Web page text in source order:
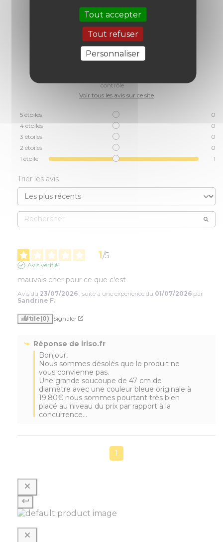
1/5
contrôle
Voir tous les avis sur ce site
5 étoiles
0
4 étoiles
0
3 étoiles
0
2 étoiles
0
1 étoile 1
Trier les avis
1/5
Avis vérifié
mauvais cher pour ce que c'est
Avis du 23/07/2026 , suite à une expérience du 01/07/2026 par
Sandrine F.
Utile(0) Signaler
Réponse de iriso.fr
Bonjour,
Nous sommes désolés que le produit ne
vous convienne pas.
Une grande soucoupe de 47 cm de
diamètre avec une couleur bleue originale à
19.80€ nous sommes pourtant très bien
placé au niveau du prix par rapport à la
concurrence...
1
Tout accepter
Tout refuser
Personnaliser